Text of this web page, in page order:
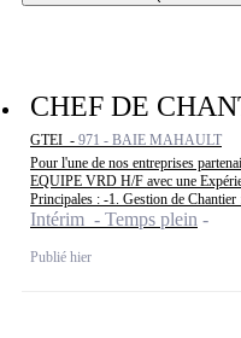
CHEF DE
GTEI - 971 - BAIE MAHAULT
Pour l'une de nos entreprises
EQUIPE VRD H/F avec une
Principales : -1. Gestion de Chantier
Intérim - Temps plein
Publié hier